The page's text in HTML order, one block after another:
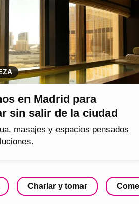
en Madrid para
sin salir de la ciudad
masajes y espacios pensados
Charlar y tomar